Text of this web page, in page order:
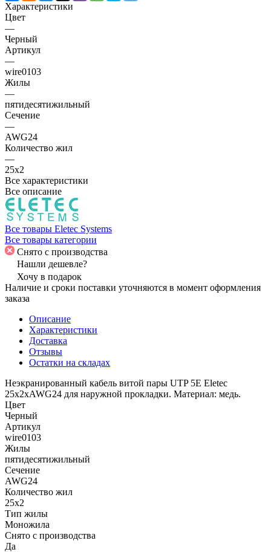
Характеристики
Цвет
—
Черный
Артикул
—
wire0103
Жилы
—
пятидесятижильный
Сечение
—
AWG24
Количество жил
—
25х2
Все характеристики
Все описание
Все товары Eletec Systems
Все товары категории
Снято с производства
Нашли дешевле?
Хочу в подарок
Наличие и сроки поставки уточняются в момент оформления
заказа
Описание
Характеристики
Доставка
Отзывы
Остатки на складах
Неэкранированный кабель витой пары UTP 5E Eletec
25x2xAWG24 для наружной прокладки. Материал: медь.
Цвет
Черный
Артикул
wire0103
Жилы
пятидесятижильный
Сечение
AWG24
Количество жил
25х2
Тип жилы
Моножила
Снято с производства
Да